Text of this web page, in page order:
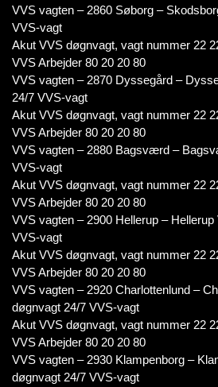
VVS vagten – 2860 Søborg –
VVS-vagt
Akut VVS døgnvagt, vagt nummer 22
VVS Arbejder 80 20 20 80
VVS vagten – 2870 Dyssegård –
24/7 VVS-vagt
Akut VVS døgnvagt, vagt nummer 22
VVS Arbejder 80 20 20 80
VVS vagten – 2880 Bagsværd –
VVS-vagt
Akut VVS døgnvagt, vagt nummer 22
VVS Arbejder 80 20 20 80
VVS vagten – 2900 Hellerup –
VVS-vagt
Akut VVS døgnvagt, vagt nummer 22
VVS Arbejder 80 20 20 80
VVS vagten – 2920 Charlottenlund –
døgnvagt 24/7 VVS-vagt
Akut VVS døgnvagt, vagt nummer 22
VVS Arbejder 80 20 20 80
VVS vagten – 2930 Klampenborg –
døgnvagt 24/7 VVS-vagt